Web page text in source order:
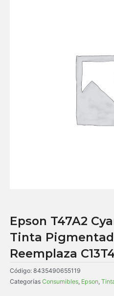
Epson T47A2
Tinta
Reemplaza
Código: 8435490655119
Categorías Consumibles, Epson,